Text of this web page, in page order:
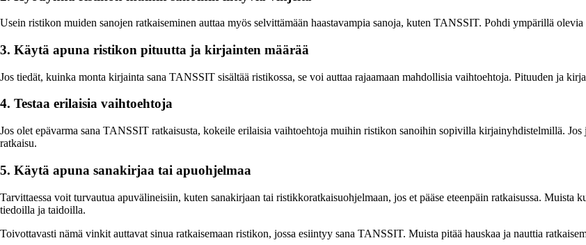
Usein ristikon muiden sanojen ratkaiseminen auttaa myös selvittämään haastavampia sanoja, kuten TANSSIT. Pohdi ympärillä
3. Käytä apuna ristikon pituutta ja kirjainten määrää
Jos tiedät, kuinka monta kirjainta sana TANSSIT sisältää ristikossa, se voi auttaa rajaamaan mahdollisia vaihtoehtoja. Pituuden ja
4. Testaa erilaisia vaihtoehtoja
Jos olet epävarma sana TANSSIT ratkaisusta, kokeile erilaisia vaihtoehtoja muihin ristikon sanoihin sopivilla kirjainyhdistelmillä.
ratkaisu.
5. Käytä apuna sanakirjaa tai apuohjelmaa
Tarvittaessa voit turvautua apuvälineisiin, kuten sanakirjaan tai ristikkoratkaisuohjelmaan, jos et pääse eteenpäin ratkaisussa.
tiedoilla ja taidoilla.
Toivottavasti nämä vinkit auttavat sinua ratkaisemaan ristikon, jossa esiintyy sana TANSSIT. Muista pitää hauskaa ja nauttia